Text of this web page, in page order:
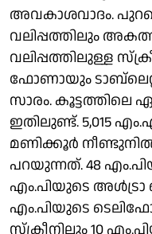
അവകാശവാദം.
വലിപ്പത്തിലും
വലിപ്പത്തിലുള്ള
ഫോണായും
സാരം. കൂട്ടത്തിലെ
ഇതിലുണ്ട്. 5,015
മണിക്കൂര്‍
പറയുന്നത്. 48
എം.പിയുടെ അള്‍ട്രാ
എം.പിയുടെ
സ്‌ക്രീനിലും 10